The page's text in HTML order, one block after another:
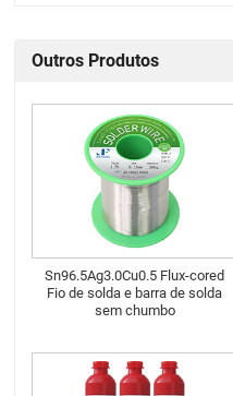
Outros Produtos
Sn96.5Ag3.0Cu0.5 Flux-cored
Fio de solda e barra de solda
sem chumbo